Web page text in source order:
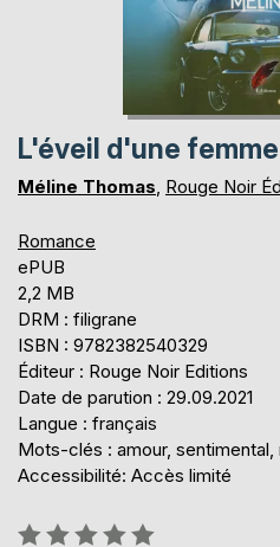
L'éveil d'une femme
Méline Thomas, Rouge Noir
Romance
ePUB
2,2 MB
DRM : filigrane
ISBN : 9782382540329
Éditeur : Rouge Noir Editions
Date de parution : 29.09.2021
Langue : français
Mots-clés : amour,
Accessibilité: Accès limité
Évaluation: